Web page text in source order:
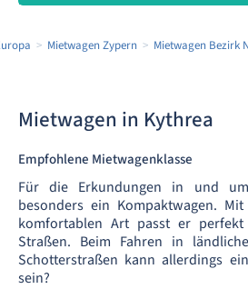
Mietwagen Zypern Mietwagen Bezirk
Mietwagen in Kythrea
Empfohlene Mietwagenklasse
Für die Erkundungen in und
besonders ein Kompaktwagen.
komfortablen Art passt er
Straßen. Beim Fahren in
Schotterstraßen kann allerdings
sein?